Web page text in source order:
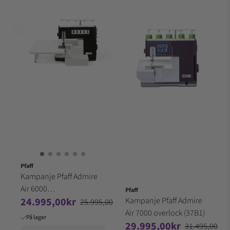
Pfaff
Kampanje Pfaff Admire
Air 6000
overlock/coverstitch
24.995,00kr 25.995,00kr
På lager
Pfaff
Kampanje Pfaff Admire
Air 7000 overlock (37B1)
29.995,00kr 31.495,00kr